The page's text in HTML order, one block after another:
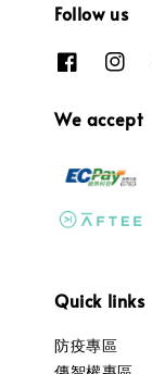
Follow us
We accept
Quick links
防疫專區